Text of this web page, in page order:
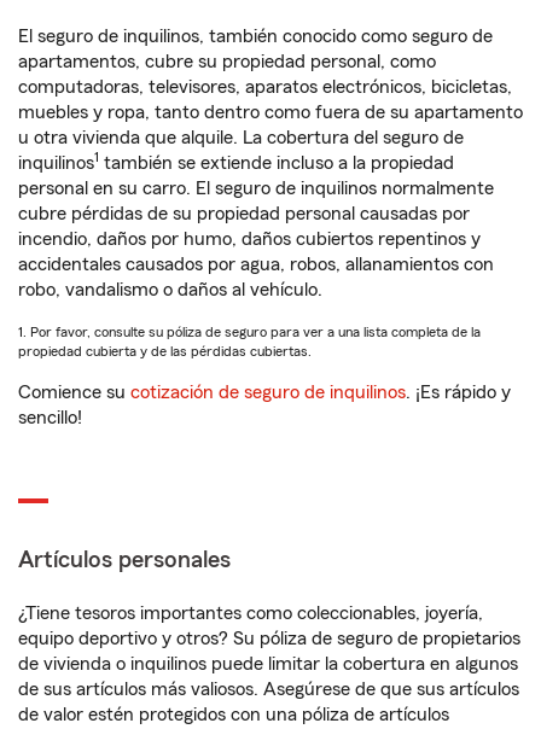
El seguro de inquilinos, también conocido como seguro de
apartamentos, cubre su propiedad personal, como
computadoras, televisores, aparatos electrónicos, bicicletas,
muebles y ropa, tanto dentro como fuera de su apartamento
u otra vivienda que alquile. La cobertura del seguro de
inquilinos1 también se extiende incluso a la propiedad
personal en su carro. El seguro de inquilinos normalmente
cubre pérdidas de su propiedad personal causadas por
incendio, daños por humo, daños cubiertos repentinos y
accidentales causados por agua, robos, allanamientos con
robo, vandalismo o daños al vehículo.
1. Por favor, consulte su póliza de seguro para ver a una lista completa de la
propiedad cubierta y de las pérdidas cubiertas.
Comience su cotización de seguro de inquilinos. ¡Es rápido y
sencillo!
Artículos personales
¿Tiene tesoros importantes como coleccionables, joyería,
equipo deportivo y otros? Su póliza de seguro de propietarios
de vivienda o inquilinos puede limitar la cobertura en algunos
de sus artículos más valiosos. Asegúrese de que sus artículos
de valor estén protegidos con una póliza de artículos